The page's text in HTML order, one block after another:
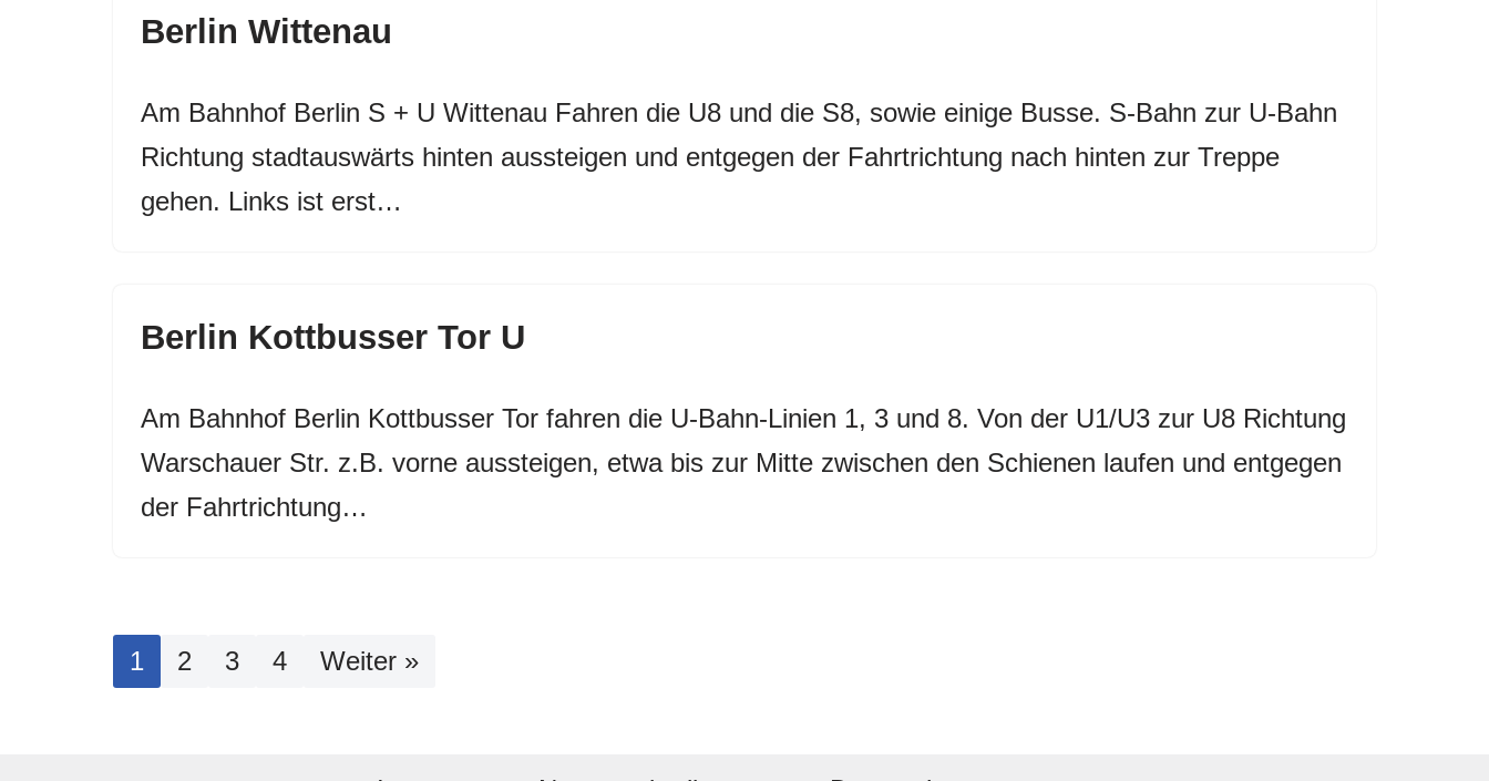
Berlin Wittenau
Am Bahnhof Berlin S + U Wittenau Fahren die U8 und die S8, sowie einige Busse. S-Bahn zur U-Bahn
Richtung stadtauswärts hinten aussteigen und entgegen der Fahrtrichtung nach hinten zur Treppe
gehen. Links ist erst…
Berlin Kottbusser Tor U
Am Bahnhof Berlin Kottbusser Tor fahren die U-Bahn-Linien 1, 3 und 8. Von der U1/U3 zur U8 Richtung
Warschauer Str. z.B. vorne aussteigen, etwa bis zur Mitte zwischen den Schienen laufen und entgegen
der Fahrtrichtung…
1 2 3 4 Weiter »